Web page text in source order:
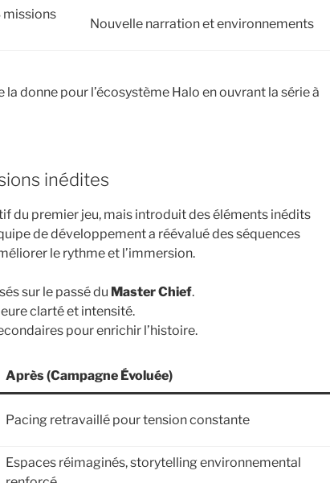
missions
Nouvelle narration et environnements
la donne pour l’écosystème Halo en ouvrant la série à
inédites
du premier jeu, mais introduit des éléments inédits
de développement a réévalué des séquences
le rythme et l’immersion.
sur le passé du Master Chief.
clarté et intensité.
pour enrichir l’histoire.
Après (Campagne Évoluée)
Pacing retravaillé pour tension constante
Espaces réimaginés, storytelling environnemental